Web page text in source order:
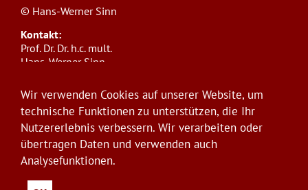
© Hans-Werner Sinn
Kontakt:
Prof. Dr. Dr. h.c. mult.
Hans-Werner Sinn,
ifo Institut
Poschingerstr. 5, 81679 München
Telefon: +49(0)89/9224-1276
E-Mail:sinn@ifo.de
account
Anmelden
Wir verwenden Cookies auf unserer Website, um
technische Funktionen zu unterstützen, die Ihr
Nutzererlebnis verbessern. Wir verarbeiten oder
übertragen Daten und verwenden auch
Analysefunktionen.